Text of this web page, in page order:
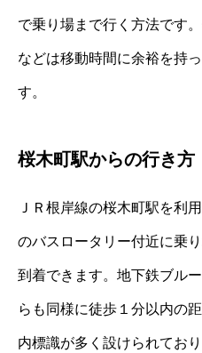
で乗り場まで行く方法です
などは移動時間に余裕を持
す。
桜木町駅からの行き方
ＪＲ根岸線の桜木町駅を利
のバスロータリー付近に乗
到着できます。地下鉄ブル
らも同様に徒歩１分以内の
内標識が多く設けられてお